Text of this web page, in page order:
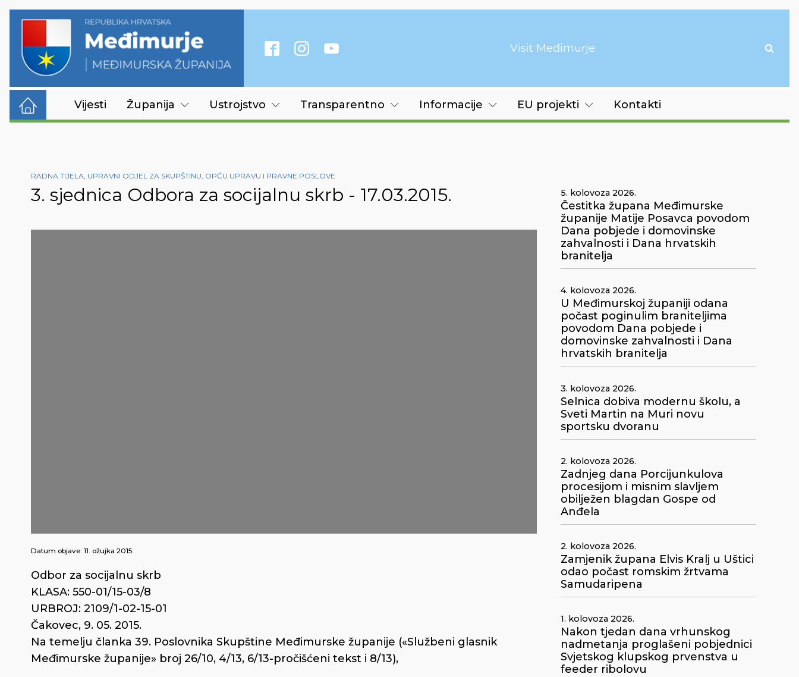
Visit Međimurje
Vijesti Županija Ustrojstvo Transparentno Informacije EU projekti Kontakti
RADNA TIJELA, UPRAVNI ODJEL ZA SKUPŠTINU, OPĆU UPRAVU I PRAVNE POSLOVE
3. sjednica Odbora za socijalnu skrb - 17.03.2015.
Datum objave: 11. ožujka 2015.
Odbor za socijalnu skrb
KLASA: 550-01/15-03/8
URBROJ: 2109/1-02-15-01
Čakovec, 9. 05. 2015.
Na temelju članka 39. Poslovnika Skupštine Međimurske županije («Službeni glasnik
Međimurske županije» broj 26/10, 4/13, 6/13-pročišćeni tekst i 8/13),
5. kolovoza 2026.
Čestitka župana Međimurske
županije Matije Posavca povodom
Dana pobjede i domovinske
zahvalnosti i Dana hrvatskih
branitelja
4. kolovoza 2026.
U Međimurskoj županiji odana
počast poginulim braniteljima
povodom Dana pobjede i
domovinske zahvalnosti i Dana
hrvatskih branitelja
3. kolovoza 2026.
Selnica dobiva modernu školu, a
Sveti Martin na Muri novu
sportsku dvoranu
2. kolovoza 2026.
Zadnjeg dana Porcijunkulova
procesijom i misnim slavljem
obilježen blagdan Gospe od
Anđela
2. kolovoza 2026.
Zamjenik župana Elvis Kralj u Uštici
odao počast romskim žrtvama
Samudaripena
1. kolovoza 2026.
Nakon tjedan dana vrhunskog
nadmetanja proglašeni pobjednici
Svjetskog klupskog prvenstva u
feeder ribolovu